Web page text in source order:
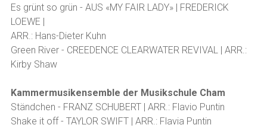
Es grünt so grün - AUS «MY FAIR LADY» | FREDERICK
LOEWE |
ARR.: Hans-Dieter Kuhn
Green River - CREEDENCE CLEARWATER REVIVAL | ARR.:
Kirby Shaw
Kammermusikensemble der Musikschule Cham
Ständchen - FRANZ SCHUBERT | ARR.: Flavio Puntin
Shake it off - TAYLOR SWIFT | ARR.: Flavia Puntin